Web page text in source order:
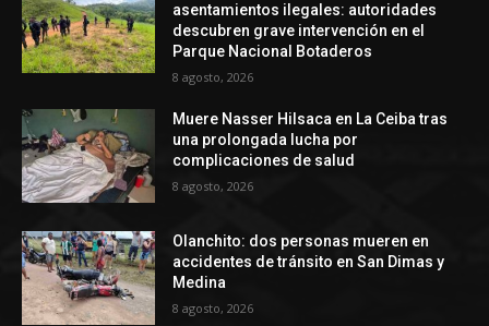
asentamientos ilegales: autoridades
descubren grave intervención en el
Parque Nacional Botaderos
8 agosto, 2026
Muere Nasser Hilsaca en La Ceiba tras
una prolongada lucha por
complicaciones de salud
8 agosto, 2026
Olanchito: dos personas mueren en
accidentes de tránsito en San Dimas y
Medina
8 agosto, 2026